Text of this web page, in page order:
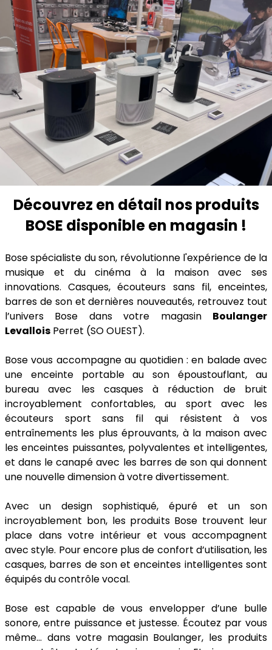
Découvrez en détail nos produits
BOSE disponible en magasin !
Bose spécialiste du son, révolutionne l'expérience de la
musique et du cinéma à la maison avec ses
innovations. Casques, écouteurs sans fil, enceintes,
barres de son et dernières nouveautés, retrouvez tout
l’univers Bose dans votre magasin Boulanger
Levallois Perret (SO OUEST).
Bose vous accompagne au quotidien : en balade avec
une enceinte portable au son époustouflant, au
bureau avec les casques à réduction de bruit
incroyablement confortables, au sport avec les
écouteurs sport sans fil qui résistent à vos
entraînements les plus éprouvants, à la maison avec
les enceintes puissantes, polyvalentes et intelligentes,
et dans le canapé avec les barres de son qui donnent
une nouvelle dimension à votre divertissement.
Avec un design sophistiqué, épuré et un son
incroyablement bon, les produits Bose trouvent leur
place dans votre intérieur et vous accompagnent
avec style. Pour encore plus de confort d’utilisation, les
casques, barres de son et enceintes intelligentes sont
équipés du contrôle vocal.
Bose est capable de vous envelopper d’une bulle
sonore, entre puissance et justesse. Écoutez par vous
même… dans votre magasin Boulanger, les produits